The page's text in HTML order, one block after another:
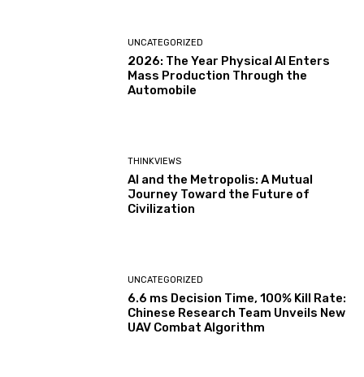
UNCATEGORIZED
2026: The Year Physical AI Enters
Mass Production Through the
Automobile
THINKVIEWS
AI and the Metropolis: A Mutual
Journey Toward the Future of
Civilization
UNCATEGORIZED
6.6 ms Decision Time, 100% Kill Rate:
Chinese Research Team Unveils New
UAV Combat Algorithm